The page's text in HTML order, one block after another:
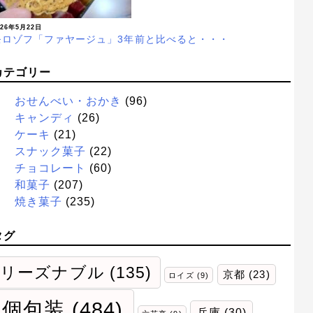
年5月22日
ゾフ「ファヤージュ」3年前と比べると・・・
テゴリー
おせんべい・おかき (96)
キャンディ (26)
ケーキ (21)
スナック菓子 (22)
チョコレート
(60)
和菓子 (207)
焼き菓子 (235)
グ
リーズナブル (135) ロイズ (9) 京都 (23)